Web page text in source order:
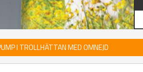
I TROLLHÄTTAN MED OMNEJD